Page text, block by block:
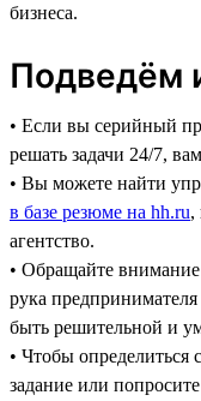
бизнеса.
Подведём
• Если вы серийный
решать задачи 24/7,
• Вы можете найти
в базе резюме на hh.ru,
агентство.
• Обращайте
рука предпринимателя
быть решительной и
• Чтобы определиться
задание или